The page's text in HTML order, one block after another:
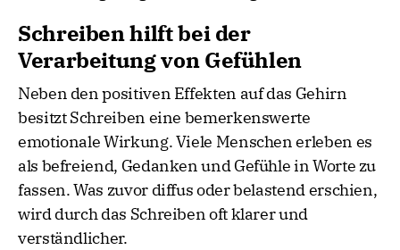
Schreiben hilft bei der
Verarbeitung von Gefühlen
Neben den positiven Effekten auf das Gehirn
besitzt Schreiben eine bemerkenswerte
emotionale Wirkung. Viele Menschen erleben es
als befreiend, Gedanken und Gefühle in Worte zu
fassen. Was zuvor diffus oder belastend erschien,
wird durch das Schreiben oft klarer und
verständlicher.